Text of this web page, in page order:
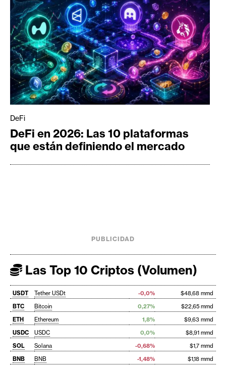
DeFi
DeFi en 2026: Las 10 plataformas
que están definiendo el mercado
PUBLICIDAD
Las Top 10 Criptos (Volumen)
USDT Tether USDt -0,0%
$48,68 mmd
BTC
Bitcoin 0,27%
$22,65 mmd
ETH
Ethereum 1,8%
$9,63 mmd
USDC
USDC 0,0%
$8,91 mmd
SOL
Solana -0,68%
$1,7 mmd
BNB
BNB -1,48%
$1,18 mmd